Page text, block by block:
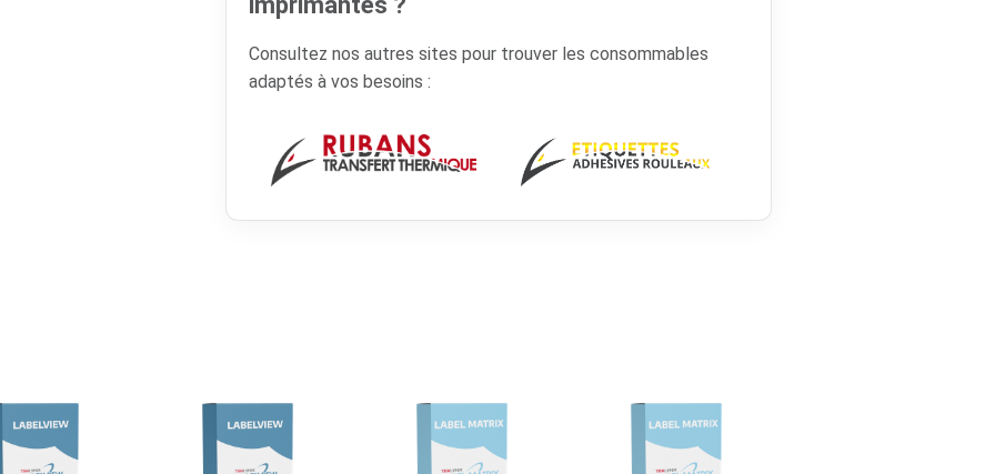
Consultez nos autres sites pour trouver les consommables
adaptés à vos besoins :